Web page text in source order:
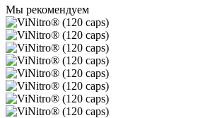
Мы рекомендуем